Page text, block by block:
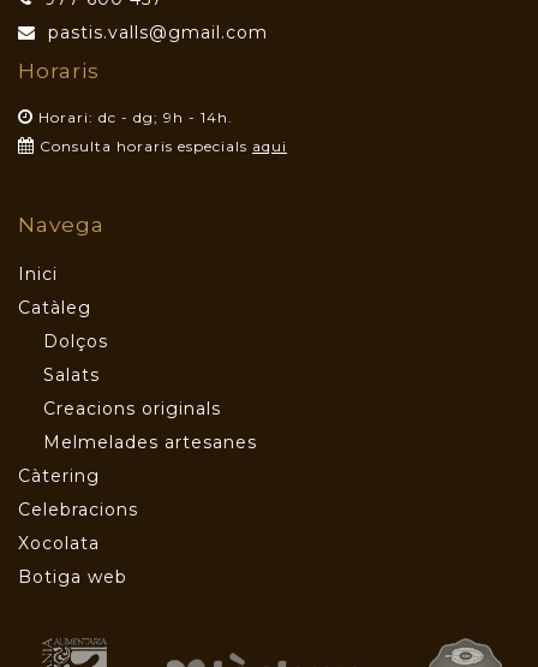
pastis.valls@gmail.com
Horaris
Horari: dc - dg; 9h - 14h.
Consulta horaris especials aqui
Navega
Inici
Catàleg
Dolços
Salats
Creacions originals
Melmelades artesanes
Càtering
Celebracions
Xocolata
Botiga web